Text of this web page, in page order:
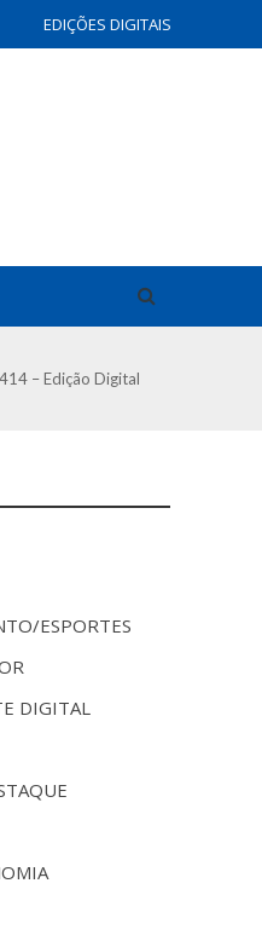
EDIÇÕES DIGITAIS
414 – Edição Digital
ESPORTES
DIGITAL